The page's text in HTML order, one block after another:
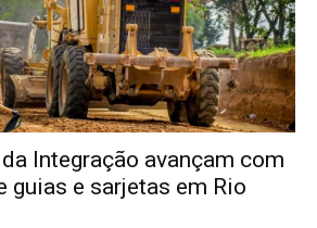
Integração avançam com
guias e sarjetas em Rio